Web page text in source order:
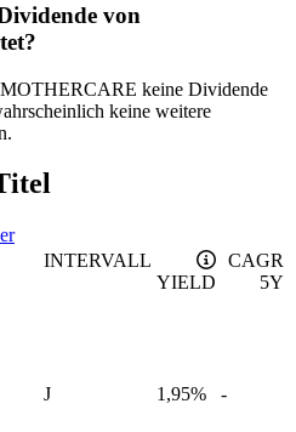
von
MOTHERCARE keine Dividende
keine weitere
INTERVALL
YIELD
CAGR
5Y
J 1,95% -